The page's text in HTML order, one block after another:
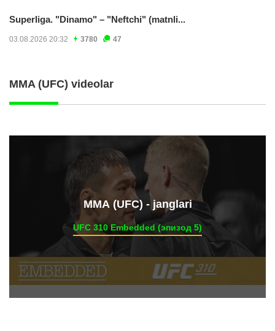
Superliga. "Dinamo" – "Neftchi" (matnli...
03.08.2026 20:32 3780 47
MMA (UFC) videolar
ММА (UFC) - janglari
UFC 310 Embedded (эпизод 5)